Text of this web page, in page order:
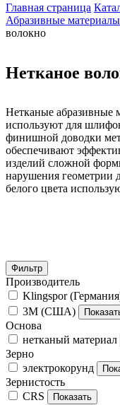
Главная страница
Абразивные
волокно
Нетканое
Нетканые абразивные
используют для
финишной доводки
обеспечивают
изделий сложной
нарушения геометрии
белого цвета
Фильтр
Производитель
Klingspor
3M (США)
Основа
нетканый материал
Зерно
электрокорунд
Зернистость
CRS